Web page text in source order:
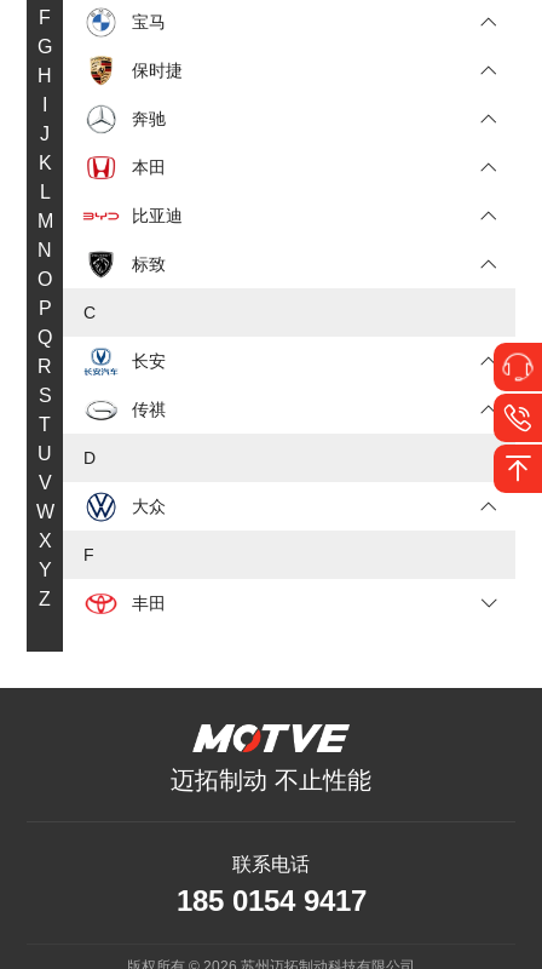
F
G
H
J
K
L
M
N
O
P
Q
R
S
T
U
V
W
X
Y
Z
宝马
保时捷
奔驰
本田
比亚迪
标致
C
长安
传祺
D
大众
F
丰田
丰田汉兰达
丰田凯美瑞
迈拓制动 不止性能
联系电话
185 0154 9417